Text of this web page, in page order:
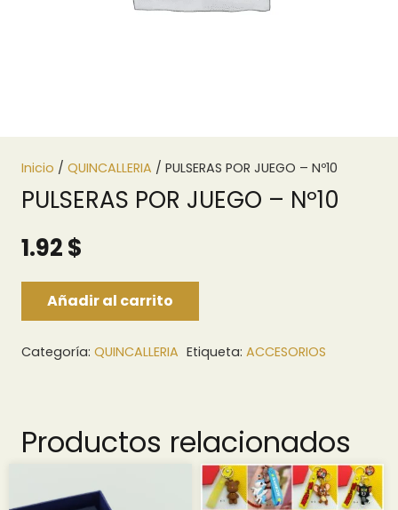
Inicio / QUINCALLERIA / PULSERAS POR JUEGO – Nº10
PULSERAS POR JUEGO – Nº10
1.92$
Añadir al carrito
Categoría: QUINCALLERIA Etiqueta: ACCESORIOS
Productos relacionados